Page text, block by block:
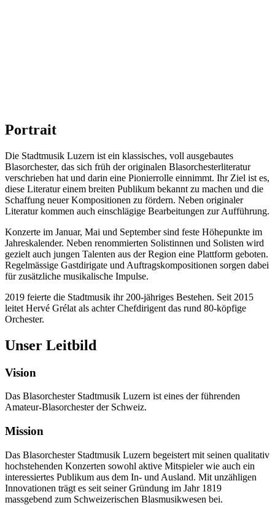
Portrait
Die Stadtmusik Luzern ist ein klassisches, voll ausgebautes
Blasorchester, das sich früh der originalen Blasorchesterliteratur
verschrieben hat und darin eine Pionierrolle einnimmt. Ihr Ziel ist es,
diese Literatur einem breiten Publikum bekannt zu machen und die
Schaffung neuer Kompositionen zu fördern. Neben originaler
Literatur kommen auch einschlägige Bearbeitungen zur Aufführung.
Konzerte im Januar, Mai und September sind feste Höhepunkte im
Jahreskalender. Neben renommierten Solistinnen und Solisten wird
gezielt auch jungen Talenten aus der Region eine Plattform geboten.
Regelmässige Gastdirigate und Auftragskompositionen sorgen dabei
für zusätzliche musikalische Impulse.
2019 feierte die Stadtmusik ihr 200-jähriges Bestehen. Seit 2015
leitet Hervé Grélat als achter Chefdirigent das rund 80-köpfige
Orchester.
Unser Leitbild
Vision
Das Blasorchester Stadtmusik Luzern ist eines der führenden
Amateur-Blasorchester der Schweiz.
Mission
Das Blasorchester Stadtmusik Luzern begeistert mit seinen qualitativ
hochstehenden Konzerten sowohl aktive Mitspieler wie auch ein
interessiertes Publikum aus dem In- und Ausland. Mit unzähligen
Innovationen trägt es seit seiner Gründung im Jahr 1819
massgebend zum Schweizerischen Blasmusikwesen bei.